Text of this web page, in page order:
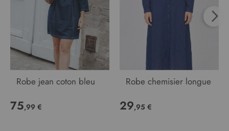
Robe jean coton bleu
75,99 €
Robe chemisier longue
29,95 €